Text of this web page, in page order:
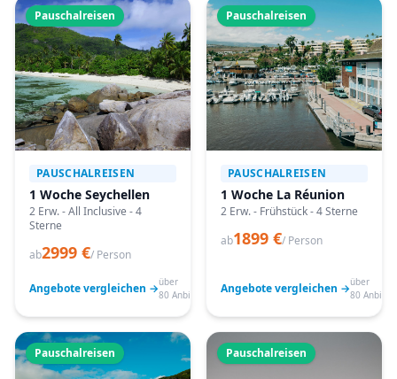
Pauschalreisen
PAUSCHALREISEN
1 Woche Seychellen
2 Erw. - All Inclusive - 4
Sterne
ab2999 €/ Person
Angebote vergleichen →über
80 Anbieter
Pauschalreisen
PAUSCHALREISEN
1 Woche La Réunion
2 Erw. - Frühstück - 4 Sterne
ab1899 €/ Person
Angebote vergleichen →über
80
Pauschalreisen Pauschalreisen